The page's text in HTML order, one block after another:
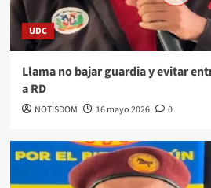
UDC
Llama no bajar guardia y evitar
a RD
NOTISDOM 16 mayo 2026 0